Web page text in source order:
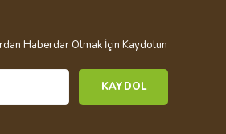
Haberdar Olmak İçin Kaydolun
KAYDOL